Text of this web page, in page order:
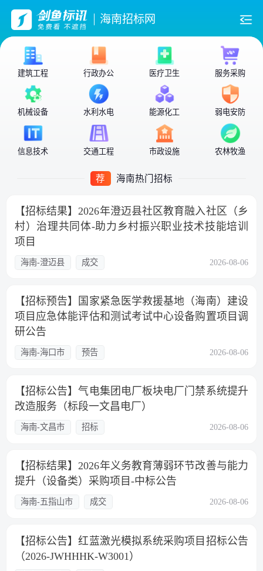
海南招标网
建筑工程 行政办公 医疗卫生 服务采购
机械设备 水利水电 能源化工 弱电安防
信息技术 交通工程 市政设施 农林牧渔
荐 海南热门招标
【招标结果】2026年澄迈县社区教育融入社区（乡
村）治理共同体-助力乡村振兴职业技术技能培训
项目
海南-澄迈县 成交 2026-08-06
【招标预告】国家紧急医学救援基地（海南）建设
项目应急体能评估和测试考试中心设备购置项目调
研公告
海南-海口市 预告 2026-08-06
【招标公告】气电集团电厂板块电厂门禁系统提升
改造服务（标段一文昌电厂）
海南-文昌市 招标 2026-08-06
【招标结果】2026年义务教育薄弱环节改善与能力
提升（设备类）采购项目-中标公告
海南-五指山市 成交 2026-08-06
【招标公告】红蓝激光模拟系统采购项目招标公告
（2026-JWHHHK-W3001）